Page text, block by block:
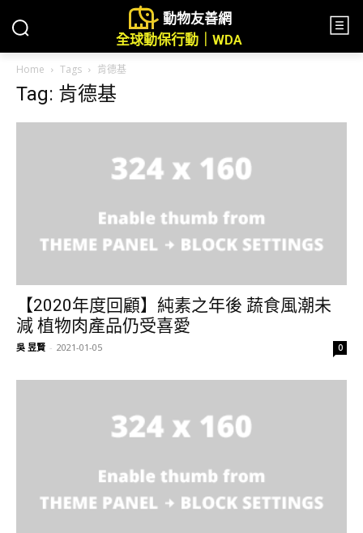
動物友善網
全球動保行動｜WDA
Home Tags 肯德基
Tag: 肯德基
【2020年度回顧】純素之年後 蔬食風潮未
減 植物肉產品仍受喜愛
吳 昱賢 - 2021-01-05 0